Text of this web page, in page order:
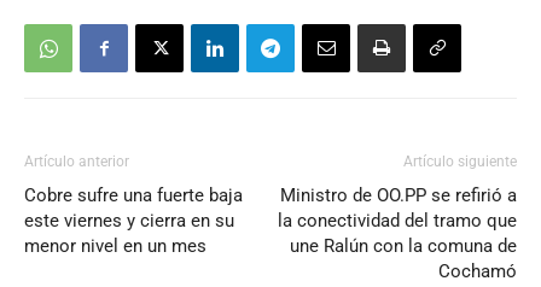
Artículo anterior
Cobre sufre una fuerte baja
este viernes y cierra en su
menor nivel en un mes
Artículo siguiente
Ministro de OO.PP se refirió a
la conectividad del tramo que
une Ralún con la comuna de
Cochamó